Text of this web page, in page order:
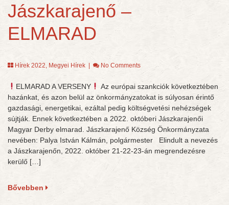
Jászkarajenő –
ELMARAD
Hírek 2022, Megyei Hírek No Comments
ELMARAD A VERSENY
Az európai szankciók következtében
hazánkat, és azon belül az önkormányzatokat is súlyosan érintő
gazdasági, energetikai, ezáltal pedig költségvetési nehézségek
sújtják. Ennek következtében a 2022. októberi Jászkarajenői
Magyar Derby elmarad. Jászkarajenő Község Önkormányzata
nevében: Palya István Kálmán, polgármester Elindult a nevezés
a Jászkarajenőn, 2022. október 21-22-23-án megrendezésre
kerülő […]
Bővebben